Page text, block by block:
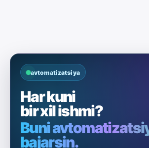
avtomatizatsiya
Har kuni
bir xil ishmi?
Buni
bajarsin.